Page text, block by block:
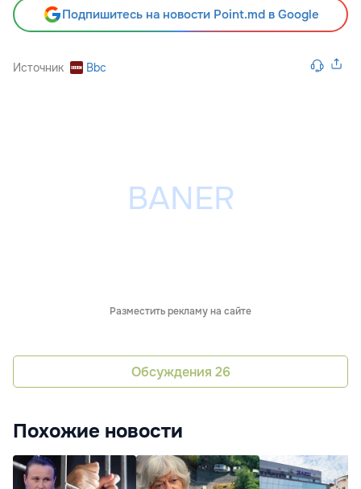
Подпишитесь на новости Point.md в Google
Источник Bbc
Разместить рекламу на сайте
Обсуждения 26
Похожие новости